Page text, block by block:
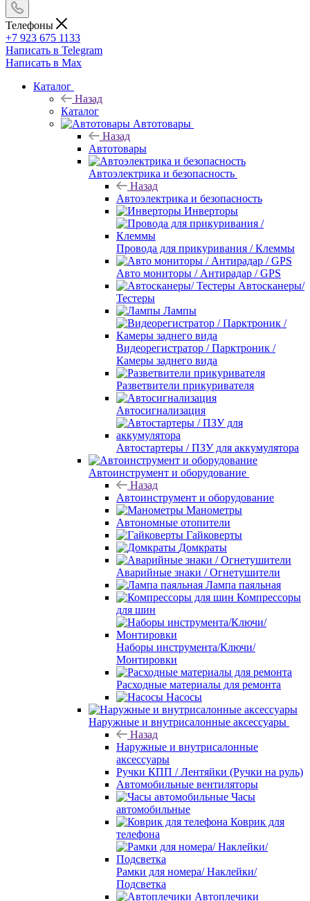
Телефоны
+7 923 675 1133
Написать в Telegram
Написать в Max
Каталог
Назад
Каталог
Автотовары
Назад
Автотовары
Автоэлектрика и безопасность
Назад
Автоэлектрика и безопасность
Инверторы
Провода для прикуривания / Клеммы
Авто мониторы / Антирадар / GPS
Автосканеры/
Тестеры
Лампы
Видеорегистратор / Парктроник /
Камеры заднего вида
Разветвители прикуривателя
Автосигнализация
Автостартеры / ПЗУ для аккумулятора
Автоинструмент и оборудование
Назад
Автоинструмент и оборудование
Манометры
Автономные отопители
Гайковерты
Домкраты
Аварийные знаки / Огнетушители
Лампа паяльная
Компрессоры
для шин
Наборы инструмента/Ключи/
Монтировки
Расходные материалы для ремонта
Насосы
Наружные и внутрисалонные аксессуары
Назад
Наружные и внутрисалонные
аксессуары
Ручки КПП / Лентяйки (Ручки на руль)
Автомобильные вентиляторы
Часы
автомобильные
Коврик для
телефона
Рамки для номера/ Наклейки/
Подсветка
Автоплечики